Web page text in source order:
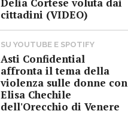
cittadini (VIDEO)
SU YOUTUBE E SPOTIFY
Asti Confidential
affronta il tema della
violenza sulle donne con
Elisa Chechile
dell'Orecchio di Venere